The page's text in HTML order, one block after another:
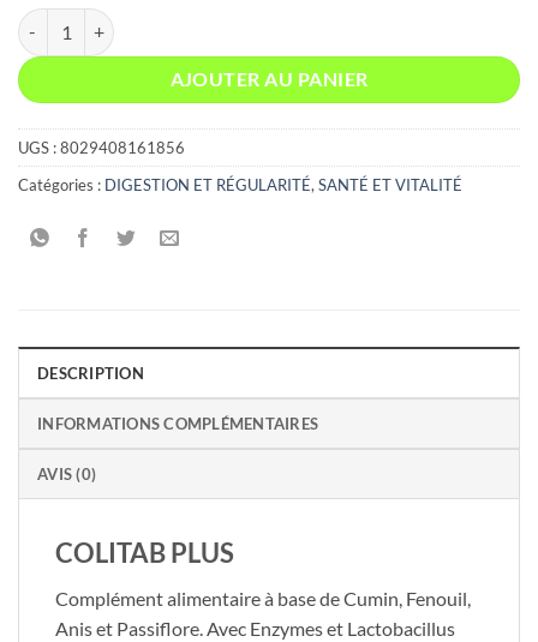
quantité de COLITAB PLUS PAVY 30 CAPSULES
AJOUTER AU PANIER
UGS :8029408161856
Catégories : DIGESTION ET RÉGULARITÉ, SANTÉ ET VITALITÉ
DESCRIPTION
INFORMATIONS COMPLÉMENTAIRES
AVIS (0)
COLITAB PLUS
​Complément alimentaire à base de Cumin, Fenouil,
Anis et Passiflore. Avec Enzymes et Lactobacillus